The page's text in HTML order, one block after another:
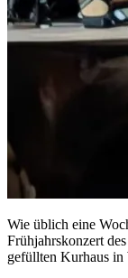
Wie üblich eine
Frühjahrskonzert
gefüllten Kurhaus in